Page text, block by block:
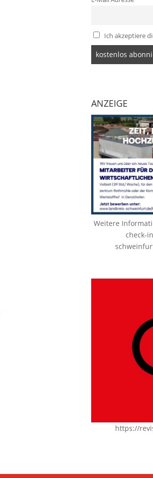
Ich akzeptiere
ANZEIGE
Weitere
check-
https://